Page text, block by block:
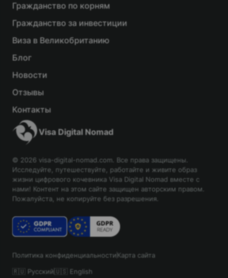
Visa Digital Nomad
© 2026 visa-digital-nomad.com. Все права защищены.
Исследуйте, путешествуйте, работайте и живите образ
жизни цифрового кочевника Visa Digital Nomad вместе с
нами! Контент на этом сайте защищен авторским правом.
Пожалуйста, не копируйте без разрешения.
Политика конфиденциальностиКарта сайта
🇷🇺 Русский
🇺🇸 English
Гражданство по корням
Гражданство за инвестиции
Виза в Великобританию
Блог
Новости
Отзывы
Контакты